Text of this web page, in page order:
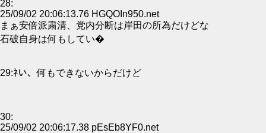
28:
25/09/02 20:06:13.76 HGQOIn950.net
まぁ安倍派粛清、党内分断は岸田の所為だけどな
石破自身は何もしてい�
29:ﾈい、何もできないからだけど
30:
25/09/02 20:06:17.38 pEsEb8YF0.net